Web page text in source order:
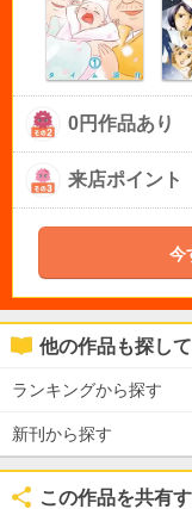
0円作品あり
来店ポイント
今
他の作品も探し
ランキングから探す
新刊から探す
この作品を共有